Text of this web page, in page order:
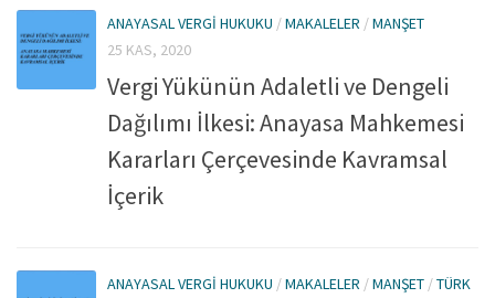
ANAYASAL VERGI HUKUKU /MAKALELER /MANŞET
25 KAS, 2020
Vergi Yükünün Adaletli ve Dengeli
Dağılımı İlkesi: Anayasa Mahkemesi
Kararları Çerçevesinde Kavramsal
İçerik
ANAYASAL VERGI HUKUKU /MAKALELER /MANŞET /TÜRK